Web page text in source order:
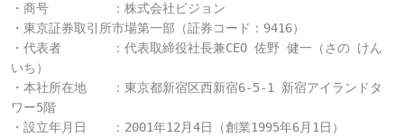
・商号　　　　　：株式会社ビジョン
・東京証券取引所市場第一部（証券コード：9416）
・代表者　　　　：代表取締役社長兼CEO 佐野 健一（さの けん
いち）
・本社所在地　　：東京都新宿区西新宿6-5-1 新宿アイランドタ
ワー5階
・設立年月日　　：2001年12月4日（創業1995年6月1日）